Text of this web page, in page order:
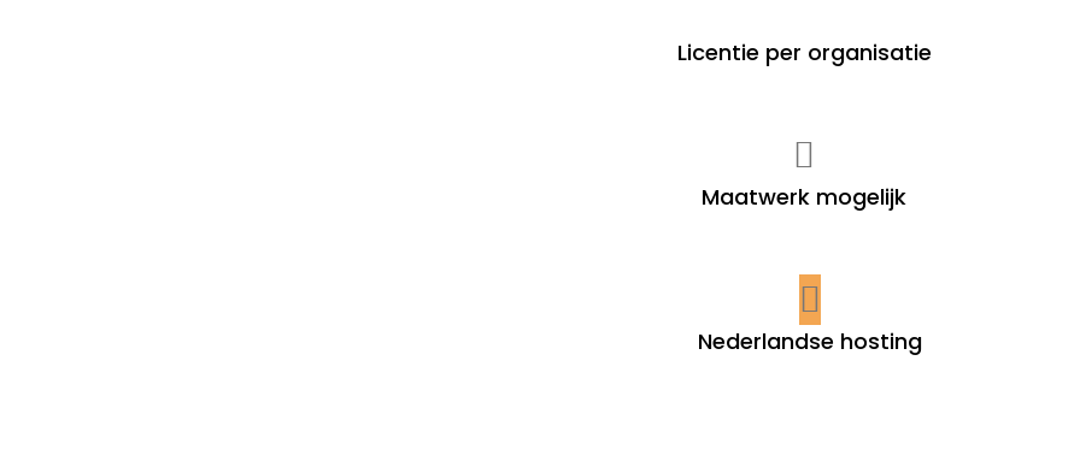
Licentie per organisatie
Maatwerk mogelijk
Nederlandse hosting